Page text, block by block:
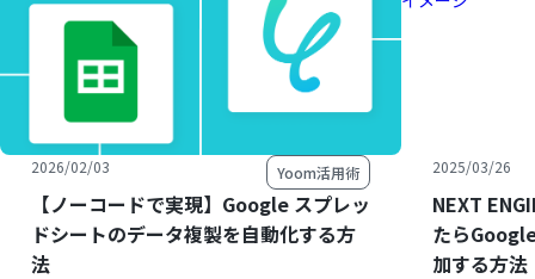
2026/02/03 Yoom活用術
【ノーコードで実現】Google スプレッ
ドシートのデータ複製を自動化する方
法
2025/03/26
NEXT
たら
加する方法